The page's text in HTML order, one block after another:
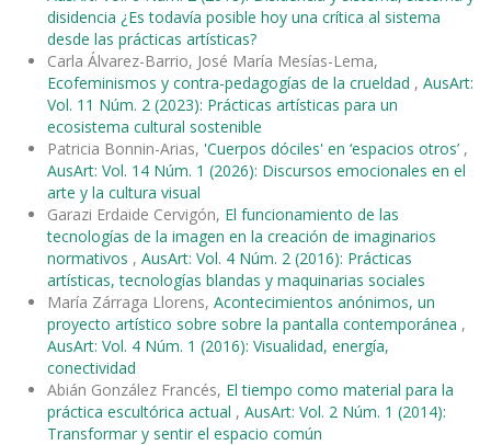
disidencia ¿Es todavía posible hoy una crítica al sistema
desde las prácticas artísticas?
Carla Álvarez-Barrio, José María Mesías-Lema,
Ecofeminismos y contra-pedagogías de la crueldad , AusArt:
Vol. 11 Núm. 2 (2023): Prácticas artísticas para un
ecosistema cultural sostenible
Patricia Bonnin-Arias, 'Cuerpos dóciles' en ‘espacios otros’ ,
AusArt: Vol. 14 Núm. 1 (2026): Discursos emocionales en el
arte y la cultura visual
Garazi Erdaide Cervigón, El funcionamiento de las
tecnologías de la imagen en la creación de imaginarios
normativos , AusArt: Vol. 4 Núm. 2 (2016): Prácticas
artísticas, tecnologías blandas y maquinarias sociales
María Zárraga Llorens, Acontecimientos anónimos, un
proyecto artístico sobre sobre la pantalla contemporánea ,
AusArt: Vol. 4 Núm. 1 (2016): Visualidad, energía,
conectividad
Abián González Francés, El tiempo como material para la
práctica escultórica actual , AusArt: Vol. 2 Núm. 1 (2014):
Transformar y sentir el espacio común